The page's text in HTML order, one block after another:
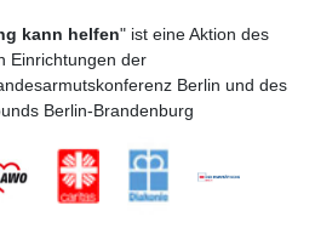
kann helfen" ist eine Aktion des
Einrichtungen der
Berlin und des
Berlin-Brandenburg